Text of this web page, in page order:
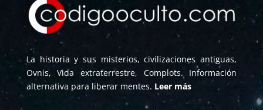
La historia y sus misterios, civilizaciones antiguas,
Ovnis, Vida extraterrestre, Complots. Información
alternativa para liberar mentes. Leer más